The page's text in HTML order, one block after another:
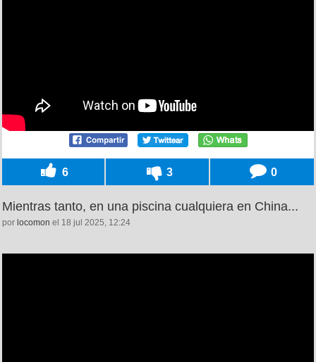
6 3 0
Mientras tanto, en una piscina cualquiera en China...
por locomon el 18 jul 2025, 12:24